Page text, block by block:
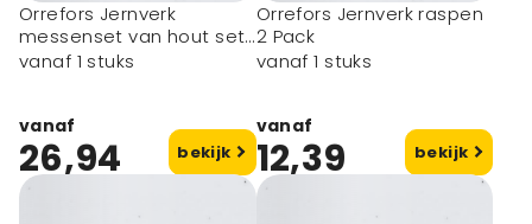
Orrefors Jernverk
messenset van hout set
van 3
vanaf 1 stuks
vanaf
26,94 bekijk
Orrefors Jernverk raspen
2 Pack
vanaf 1 stuks
vanaf
12,39 bekijk